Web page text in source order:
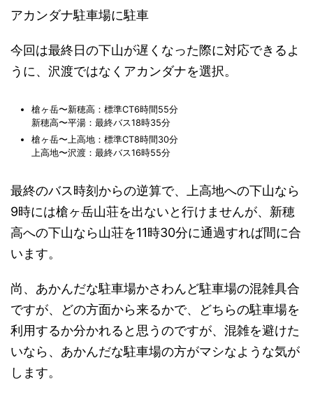
アカンダナ駐車場に駐車
今回は最終日の下山が遅くなった際に対応できるよ
うに、沢渡ではなくアカンダナを選択。
槍ヶ岳〜新穂高：標準CT6時間55分
新穂高〜平湯：最終バス18時35分
槍ヶ岳〜上高地：標準CT8時間30分
上高地〜沢渡：最終バス16時55分
最終のバス時刻からの逆算で、上高地への下山なら
9時には槍ヶ岳山荘を出ないと行けませんが、新穂
高への下山なら山荘を11時30分に通過すれば間に合
います。
尚、あかんだな駐車場かさわんど駐車場の混雑具合
ですが、どの方面から来るかで、どちらの駐車場を
利用するか分かれると思うのですが、混雑を避けた
いなら、あかんだな駐車場の方がマシなような気が
します。